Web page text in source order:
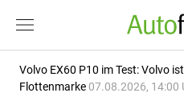
Volvo EX60 P10 im Test: Volvo
Flottenmarke 07.08.2026, 14:00